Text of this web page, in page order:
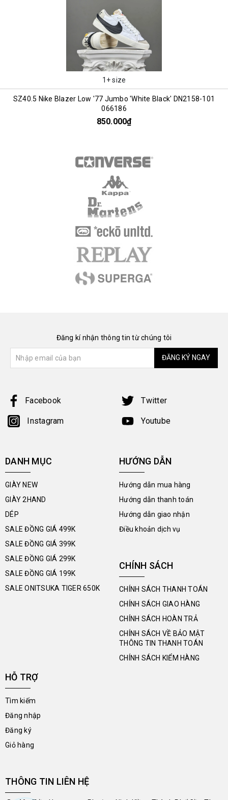
1+ size
SZ40.5 Nike Blazer Low '77 Jumbo 'White Black' DN2158-101
066186
850.000₫
Đăng kí nhận thông tin từ chúng tôi
ĐĂNG KÝ NGAY
Facebook Twitter
Instagram Youtube
DANH MỤC
GIÀY NEW
GIÀY 2HAND
DÉP
SALE ĐỒNG GIÁ 499K
SALE ĐỒNG GIÁ 399K
SALE ĐỒNG GIÁ 299K
SALE ĐỒNG GIÁ 199K
SALE ONITSUKA TIGER 650K
HƯỚNG DẪN
Hướng dẫn mua hàng
Hướng dẫn thanh toán
Hướng dẫn giao nhận
Điều khoản dịch vụ
CHÍNH SÁCH
CHÍNH SÁCH THANH TOÁN
CHÍNH SÁCH GIAO HÀNG
CHÍNH SÁCH HOÀN TRẢ
CHÍNH SÁCH VỀ BẢO MẬT
THÔNG TIN THANH TOÁN
CHÍNH SÁCH KIỂM HÀNG
HỖ TRỢ
Tìm kiếm
Đăng nhập
Đăng ký
Giỏ hàng
THÔNG TIN LIÊN HỆ